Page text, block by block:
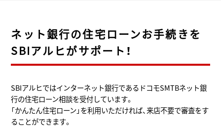
ネット銀行の住宅ローンお手続きを
SBIアルヒがサポート！
SBIアルヒではインターネット銀行であるドコモSMTBネット銀
行の住宅ローン相談を受付しています。
「かんたん住宅ローン」を利用いただければ、来店不要で審査をす
ることができます。